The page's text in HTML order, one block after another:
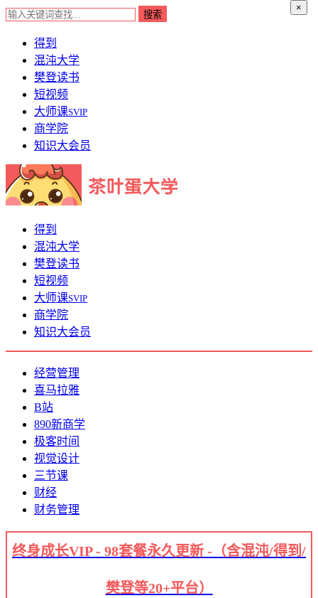
×
得到
混沌大学
樊登读书
短视频
大师课SVIP
商学院
知识大会员
得到
混沌大学
樊登读书
短视频
大师课SVIP
商学院
知识大会员
经营管理
喜马拉雅
B站
890新商学
极客时间
视觉设计
三节课
财经
财务管理
终身成长VIP - 98套餐永久更新 -（含混沌/得到/
樊登等20+平台）